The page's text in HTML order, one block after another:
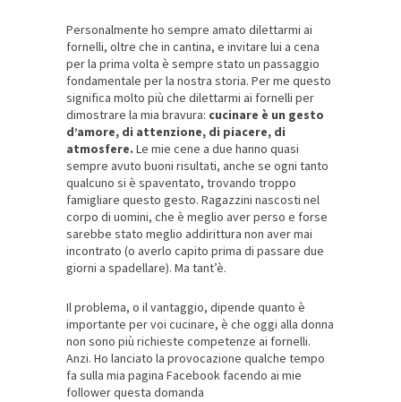
Personalmente ho sempre amato dilettarmi ai
fornelli, oltre che in cantina, e invitare lui a cena
per la prima volta è sempre stato un passaggio
fondamentale per la nostra storia. Per me questo
significa molto più che dilettarmi ai fornelli per
dimostrare la mia bravura: cucinare è un gesto
d’amore, di attenzione, di piacere, di
atmosfere. Le mie cene a due hanno quasi
sempre avuto buoni risultati, anche se ogni tanto
qualcuno si è spaventato, trovando troppo
famigliare questo gesto. Ragazzini nascosti nel
corpo di uomini, che è meglio aver perso e forse
sarebbe stato meglio addirittura non aver mai
incontrato (o averlo capito prima di passare due
giorni a spadellare). Ma tant’è.
Il problema, o il vantaggio, dipende quanto è
importante per voi cucinare, è che oggi alla donna
non sono più richieste competenze ai fornelli.
Anzi. Ho lanciato la provocazione qualche tempo
fa sulla mia pagina Facebook facendo ai mie
follower questa domanda